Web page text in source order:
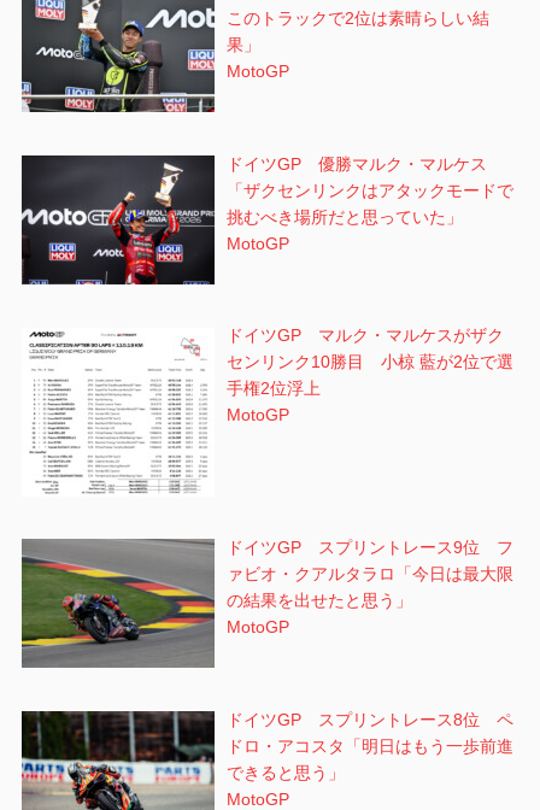
このトラックで2位は素晴らしい結
果」
MotoGP
ドイツGP 優勝マルク・マルケス
「ザクセンリンクはアタックモードで
挑むべき場所だと思っていた」
MotoGP
ドイツGP マルク・マルケスがザク
センリンク10勝目 小椋 藍が2位で選
手権2位浮上
MotoGP
ドイツGP スプリントレース9位 フ
ァビオ・クアルタラロ「今日は最大限
の結果を出せたと思う」
MotoGP
ドイツGP スプリントレース8位 ペ
ドロ・アコスタ「明日はもう一歩前進
できると思う」
MotoGP